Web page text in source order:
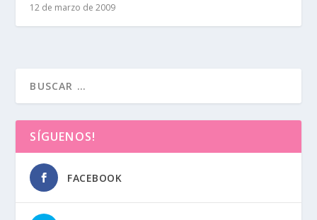
12 de marzo de 2009
SÍGUENOS!
FACEBOOK